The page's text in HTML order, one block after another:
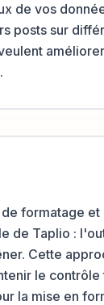
de vos
posts sur
formatage
de Taplio :
Cette
le
la mise en